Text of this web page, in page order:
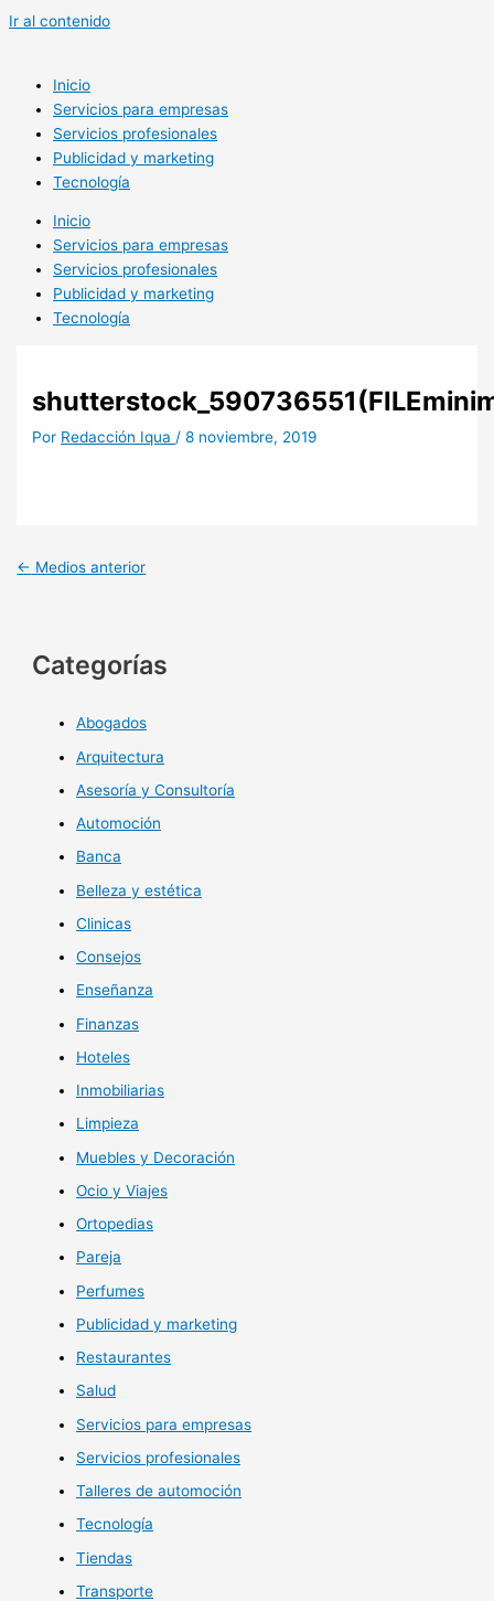
Ir al contenido
Inicio
Servicios para empresas
Servicios profesionales
Publicidad y marketing
Tecnología
Inicio
Servicios para empresas
Servicios profesionales
Publicidad y marketing
Tecnología
Por Redacción Iqua /8 noviembre, 2019
← Medios anterior
Categorías
Abogados
Arquitectura
Asesoría y Consultoría
Automoción
Banca
Belleza y estética
Clinicas
Consejos
Enseñanza
Finanzas
Hoteles
Inmobiliarias
Limpieza
Muebles y Decoración
Ocio y Viajes
Ortopedias
Pareja
Perfumes
Publicidad y marketing
Restaurantes
Salud
Servicios para empresas
Servicios profesionales
Talleres de automoción
Tecnología
Tiendas
Transporte